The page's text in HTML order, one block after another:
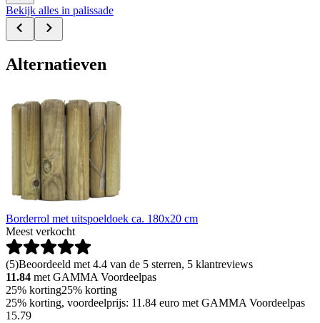
Bekijk alles in palissade
Alternatieven
Borderrol met uitspoeldoek ca. 180x20 cm
Meest verkocht
(5)Beoordeeld met 4.4 van de 5 sterren, 5 klantreviews
11.84 met GAMMA Voordeelpas
25% korting25% korting
25% korting, voordeelprijs: 11.84 euro met GAMMA Voordeelpas
15.79